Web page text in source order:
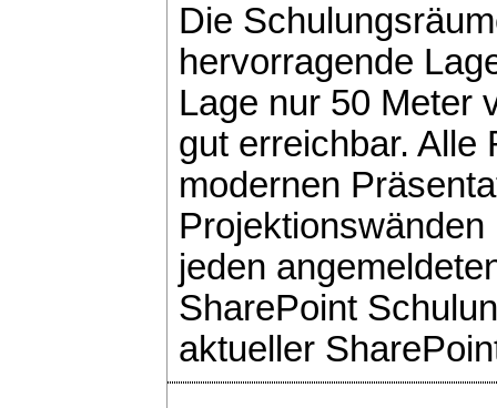
Die
hervorragende
Lage nur 50 Meter
gut erreichbar. Alle
modernen
jeden
SharePoint
aktueller